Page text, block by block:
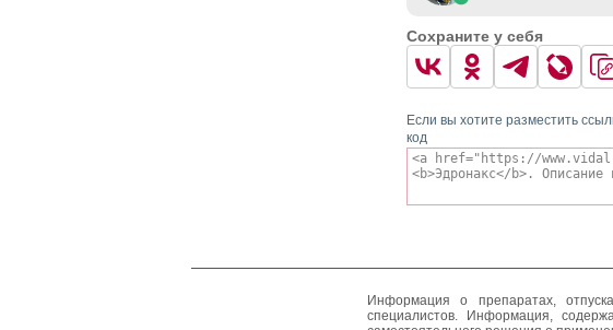
Сохраните у себя
Если вы хотите разместить
код
Информация о препаратах,
специалистов. Информация,